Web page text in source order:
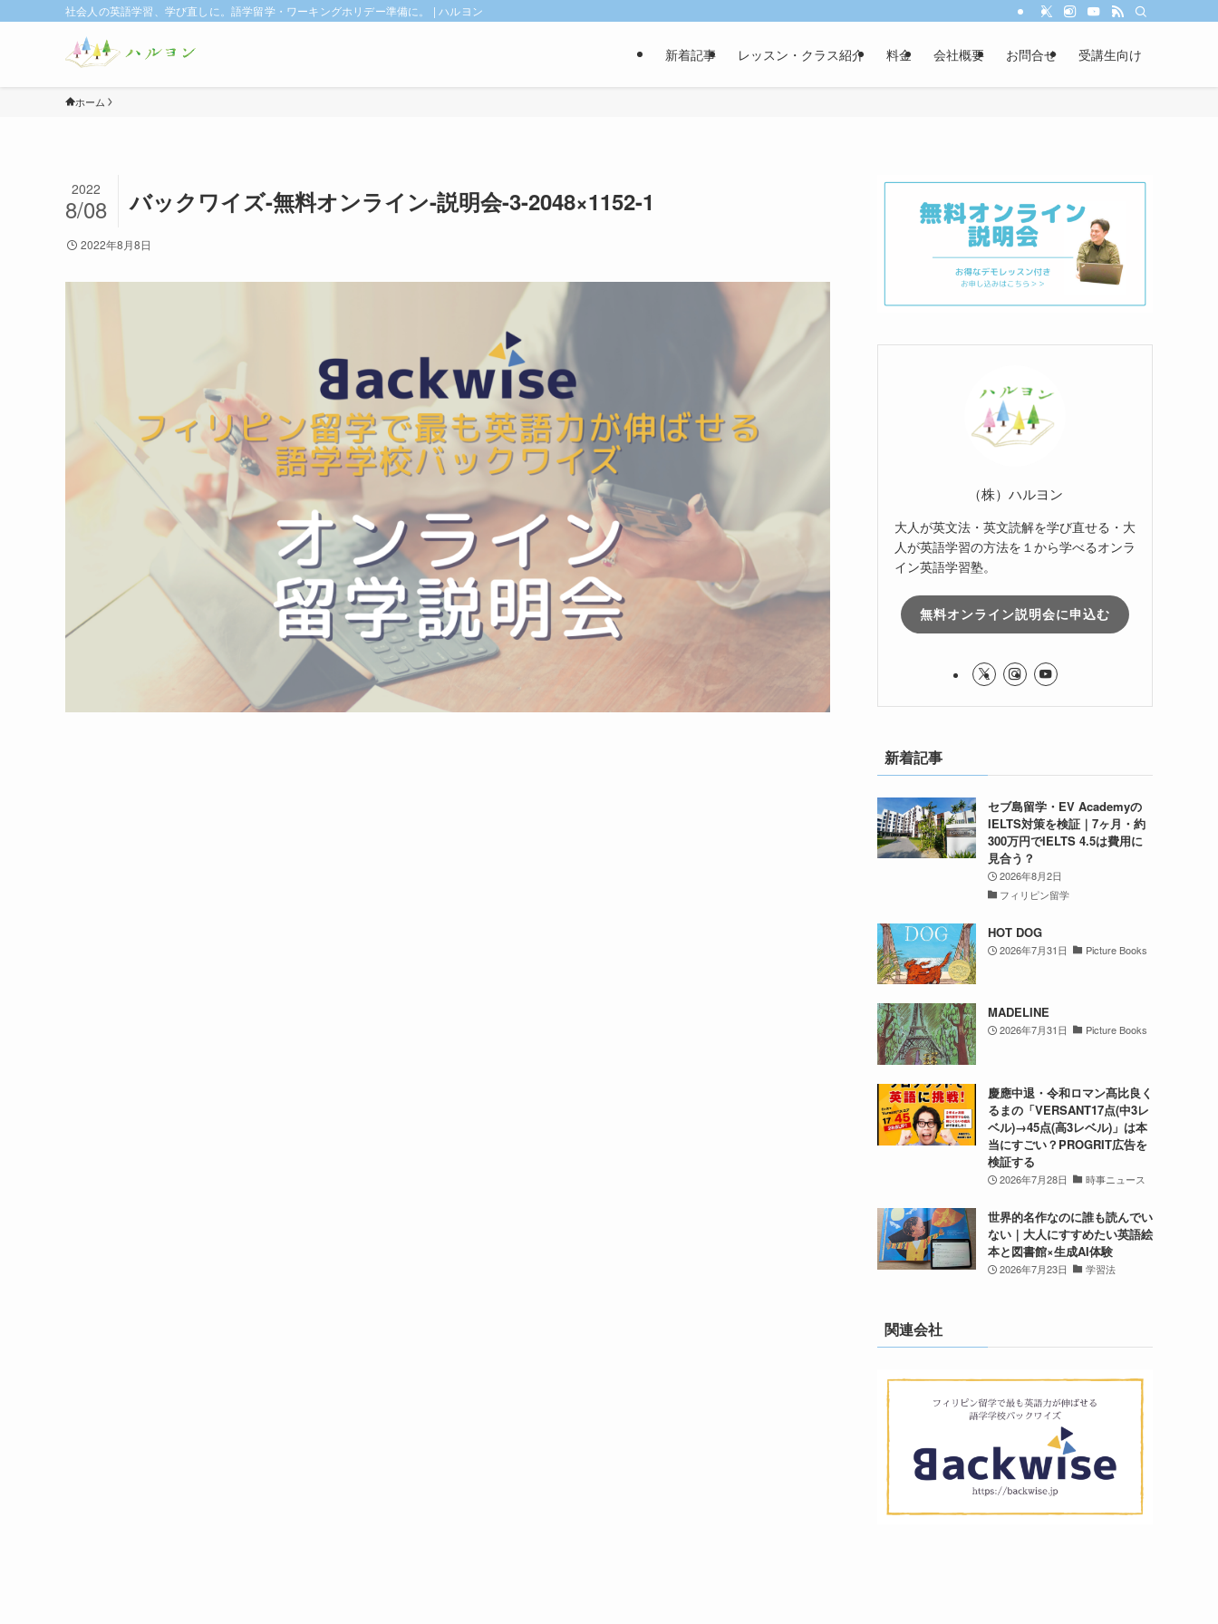
社会人の英語学習、学び直しに。語学留学・ワーキングホリデー準備に。 | ハルヨン
新着記事 レッスン・クラス紹介 料金 会社概要 お問合せ 受講生向け
ホーム
バックワイズ-無料オンライン-説明会-3-2048×1152-1
2022
8/08
2022年8月8日
（株）ハルヨン
大人が英文法・英文読解を学び直せる・大
人が英語学習の方法を１から学べるオンラ
イン英語学習塾。
無料オンライン説明会に申込む
新着記事
セブ島留学・EV Academyの
IELTS対策を検証｜7ヶ月・約
300万円でIELTS 4.5は費用に
見合う？
2026年8月2日
フィリピン留学
HOT DOG
2026年7月31日 Picture Books
MADELINE
2026年7月31日 Picture Books
慶應中退・令和ロマン髙比良く
るまの「VERSANT17点(中3レ
ベル)→45点(高3レベル)」は本
当にすごい？PROGRIT広告を
検証する
2026年7月28日 時事ニュース
世界的名作なのに誰も読んでい
ない｜大人にすすめたい英語絵
本と図書館×生成AI体験
2026年7月23日 学習法
関連会社